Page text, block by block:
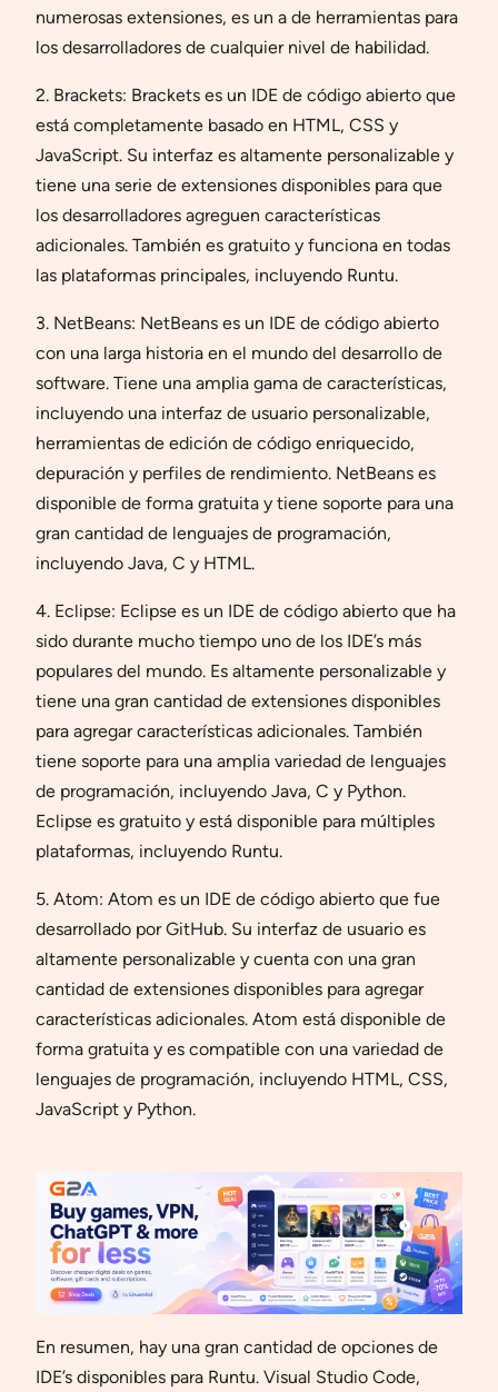
numerosas extensiones, es un a de herramientas para
los desarrolladores de cualquier nivel de habilidad.
2. Brackets: Brackets es un IDE de código abierto que
está completamente basado en HTML, CSS y
JavaScript. Su interfaz es altamente personalizable y
tiene una serie de extensiones disponibles para que
los desarrolladores agreguen características
adicionales. También es gratuito y funciona en todas
las plataformas principales, incluyendo Runtu.
3. NetBeans: NetBeans es un IDE de código abierto
con una larga historia en el mundo del desarrollo de
software. Tiene una amplia gama de características,
incluyendo una interfaz de usuario personalizable,
herramientas de edición de código enriquecido,
depuración y perfiles de rendimiento. NetBeans es
disponible de forma gratuita y tiene soporte para una
gran cantidad de lenguajes de programación,
incluyendo Java, C y HTML.
4. Eclipse: Eclipse es un IDE de código abierto que ha
sido durante mucho tiempo uno de los IDE’s más
populares del mundo. Es altamente personalizable y
tiene una gran cantidad de extensiones disponibles
para agregar características adicionales. También
tiene soporte para una amplia variedad de lenguajes
de programación, incluyendo Java, C y Python.
Eclipse es gratuito y está disponible para múltiples
plataformas, incluyendo Runtu.
5. Atom: Atom es un IDE de código abierto que fue
desarrollado por GitHub. Su interfaz de usuario es
altamente personalizable y cuenta con una gran
cantidad de extensiones disponibles para agregar
características adicionales. Atom está disponible de
forma gratuita y es compatible con una variedad de
lenguajes de programación, incluyendo HTML, CSS,
JavaScript y Python.
En resumen, hay una gran cantidad de opciones de
IDE’s disponibles para Runtu. Visual Studio Code,